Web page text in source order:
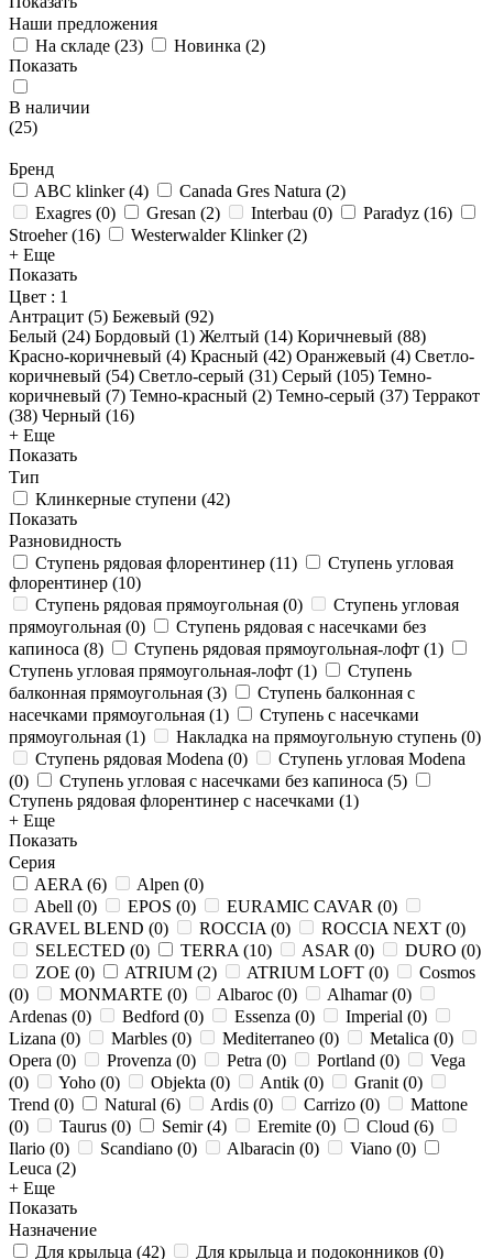
Наши предложения
На складе (23) Новинка (2)
Показать
В наличии
(25)
Бренд
ABC klinker(4) Canada Gres Natura (2)
Exagres (0) Gresan (2) Interbau (0) Paradyz (16)
Stroeher(16) Westerwalder Klinker(2)
+ Еще
Показать
Цвет : 1
Антрацит (5) Бежевый (92)
Белый (24) Бордовый (1) Желтый (14) Коричневый (88)
Красно-коричневый (4) Красный (42) Оранжевый (4) Светло-
коричневый (54) Светло-серый (31) Серый (105) Темно-
коричневый (7) Темно-красный (2) Темно-серый (37) Терракот
(38) Черный (16)
+ Еще
Показать
Тип
Клинкерные ступени (42)
Показать
Разновидность
Ступень рядовая флорентинер (11)
Ступень угловая
флорентинер (10)
Ступень рядовая прямоугольная (0)
Ступень угловая
прямоугольная (0)
Ступень рядовая с насечками без
капиноса (8) Ступень рядовая прямоугольная-лофт (1)
Ступень угловая прямоугольная-лофт (1)
Ступень
балконная прямоугольная (3)
Ступень балконная с
насечками прямоугольная (1)
Ступень с насечками
прямоугольная (1) Накладка на прямоугольную ступень (0)
Ступень рядовая Modena (0)
Ступень угловая Modena
(0) Ступень угловая с насечками без капиноса (5)
Ступень рядовая флорентинер с насечками (1)
+ Еще
Показать
Серия
AERA (6) Alpen (0)
Abell (0) EPOS (0) EURAMIC CAVAR (0)
GRAVEL BLEND (0) ROCCIA (0) ROCCIA NEXT (0)
SELECTED (0) TERRA (10) ASAR (0) DURO (0)
ZOE (0) ATRIUM (2) ATRIUM LOFT (0)
Cosmos
(0) MONMARTE (0) Albaroc (0) Alhamar(0)
Ardenas (0) Bedford (0) Essenza (0) Imperial (0)
Lizana (0) Marbles (0) Mediterraneo (0) Metalica (0)
Opera (0) Provenza (0) Petra (0) Portland (0)
Vega
(0) Yoho (0) Objekta (0) Antik (0) Granit (0)
Trend (0) Natural (6) Ardis (0) Carrizo (0)
Mattone
(0) Taurus (0) Semir(4) Eremite (0) Cloud (6)
Ilario (0) Scandiano (0) Albaracin (0) Viano (0)
Leuca (2)
+ Еще
Показать
Назначение
Для крыльца (42) Для крыльца и подоконников (0)